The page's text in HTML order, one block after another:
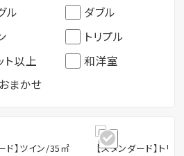
ル
ダブル
トリプル
ト以上
和洋室
まかせ
ド】ツイン/35㎡ 【スタンダード】トリ